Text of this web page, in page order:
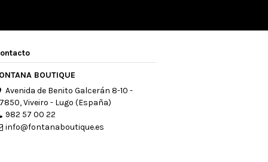
BOUTIQUE
Avenida de Benito Galcerán 8-10 -
Viveiro - Lugo (España)
982 57 00 22
info@fontanaboutique.es